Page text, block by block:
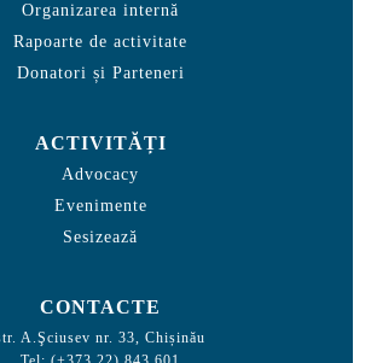
Organizarea internă
Rapoarte de activitate
Donatori și Parteneri
ACTIVITĂȚI
Advocacy
Evenimente
Sesizează
CONTACTE
A.Şciusev nr. 33, Chișinău